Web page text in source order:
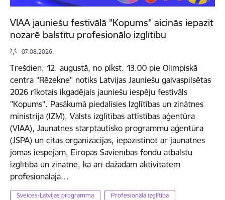
VIAA jauniešu festivālā "Kopums" aicinās iepazīt
nozarē balstītu profesionālo izglītību
07.08.2026.
Trešdien, 12. augustā, no plkst. 13.00 pie Olimpiskā
centra "Rēzekne" notiks Latvijas Jauniešu galvaspilsētas
2026 rīkotais ikgadējais jauniešu iespēju festivāls
"Kopums". Pasākumā piedalīsies Izglītības un zinātnes
ministrija (IZM), Valsts izglītības attīstības aģentūra
(VIAA), Jaunatnes starptautisko programmu aģentūra
(JSPA) un citas organizācijas, iepazīstinot ar jaunatnes
jomas iespējām, Eiropas Savienības fondu atbalstu
izglītībā un zinātnē, kā arī dažādām aktivitātēm
profesionālajā…
Šveices-Latvijas programma Profesionālā izglītība